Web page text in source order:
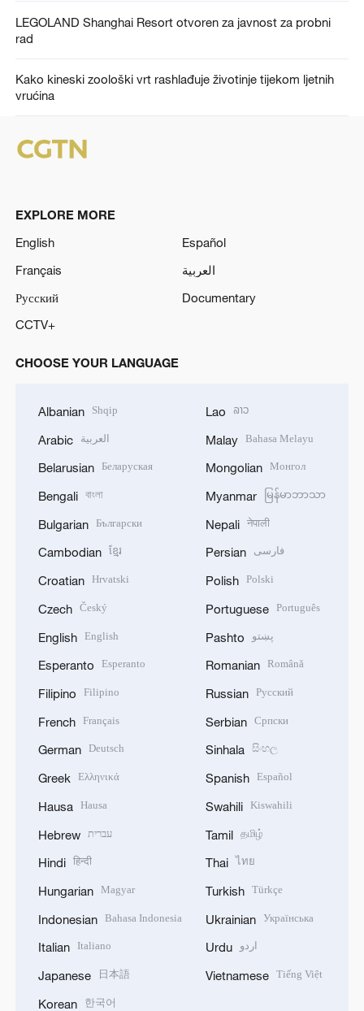
LEGOLAND Shanghai Resort otvoren za javnost za probni
rad
Kako kineski zoološki vrt rashlađuje životinje tijekom ljetnih
vrućina
EXPLORE MORE
English
Español
Français
العربية
Русский
Documentary
CCTV+
CHOOSE YOUR LANGUAGE
Albanian Shqip
Arabic العربية
Belarusian Беларуская
Bengali বাংলা
Bulgarian Български
Cambodian ខ្មែរ
Croatian Hrvatski
Czech Český
English English
Esperanto Esperanto
Filipino Filipino
French Français
German Deutsch
Greek Ελληνικά
Hausa Hausa
Hebrew עברית
Hindi हिन्दी
Hungarian Magyar
Indonesian Bahasa Indonesia
Italian Italiano
Japanese 日本語
Korean 한국어
Lao ລາວ
Malay Bahasa Melayu
Mongolian Монгол
Myanmar မြန်မာဘာသာ
Nepali नेपाली
Persian فارسی
Polish Polski
Portuguese Português
Pashto پښتو
Romanian Română
Russian Русский
Serbian Српски
Sinhala සිංහල
Spanish Español
Swahili Kiswahili
Tamil தமிழ்
Thai ไทย
Turkish Türkçe
Ukrainian Українська
Urdu اردو
Vietnamese Tiếng Việt